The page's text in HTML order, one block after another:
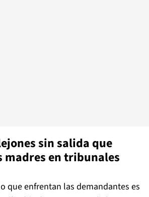
sin salida que
madres en tribunales
que enfrentan las demandantes es